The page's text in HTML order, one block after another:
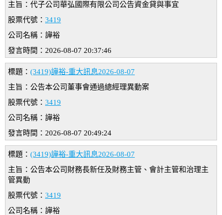
主旨：代子公司華弘國際有限公司公告資金貸與事宜
股票代號： 3419
公司名稱：譁裕
發言時間：2026-08-07 20:37:46
標題： (3419)譁裕-重大訊息2026-08-07
主旨：公告本公司董事會通過總經理異動案
股票代號： 3419
公司名稱：譁裕
發言時間：2026-08-07 20:49:24
標題： (3419)譁裕-重大訊息2026-08-07
主旨：公告本公司財務長新任及財務主管、會計主管和治理主
管異動
股票代號： 3419
公司名稱：譁裕